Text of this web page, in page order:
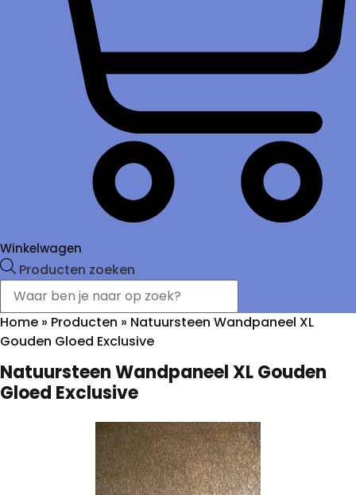
Winkelwagen
Producten zoeken
Home » Producten » Natuursteen Wandpaneel XL
Gouden Gloed Exclusive
Natuursteen Wandpaneel XL Gouden
Gloed Exclusive